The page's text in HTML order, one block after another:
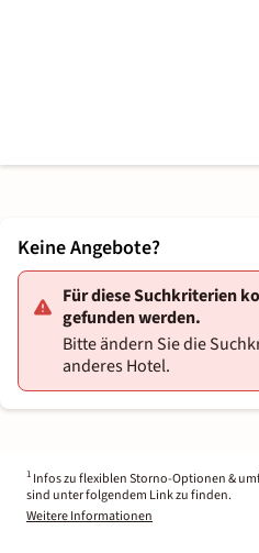
Keine Angebote?
Für diese Suchkriterien
gefunden werden.
Bitte ändern Sie die
anderes Hotel.
1 Infos zu flexiblen Storno-Optionen &
sind unter folgendem Link zu finden.
Weitere Informationen